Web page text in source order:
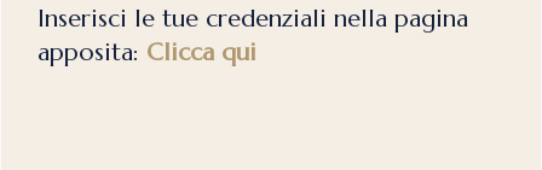
Inserisci le tue credenziali nella pagina
apposita: Clicca qui